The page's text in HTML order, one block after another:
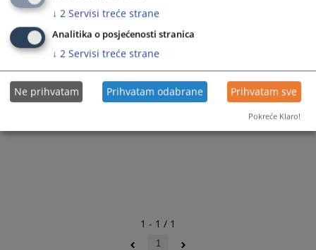
ravnatelja Tajništva VSTV-a BiH.
333PREGLEDA
1 - 1 / 1
1
↓ 2 Servisi treće strane
Analitika o posjećenosti stranica
↓ 2 Servisi treće strane
Ne prihvatam Prihvatam odabrane Prihvatam sve
Pokreće Klaro!